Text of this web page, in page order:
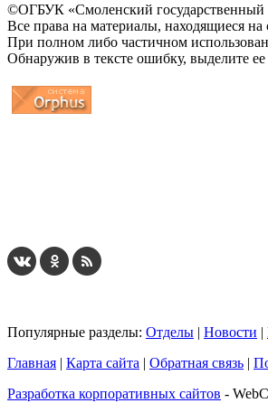
©ОГБУК «Смоленский государственный
Все права на материалы, находящиеся на
При полном либо частичном
Обнаружив в тексте ошибку, выделите
Популярные разделы: Отделы | Новости |
Главная | Карта сайта | Обратная связь |
Разработка корпоративных сайтов -